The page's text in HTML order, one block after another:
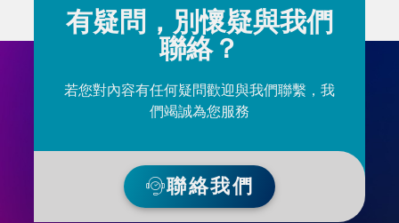
有疑問，別懷疑與我們
聯絡？
若您對內容有任何疑問歡迎與我們聯繫，我
們竭誠為您服務
聯絡我們